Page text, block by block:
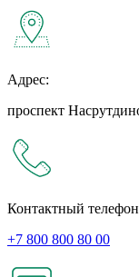
Адрес:
проспект
Контактный
+7 800 800 80 00